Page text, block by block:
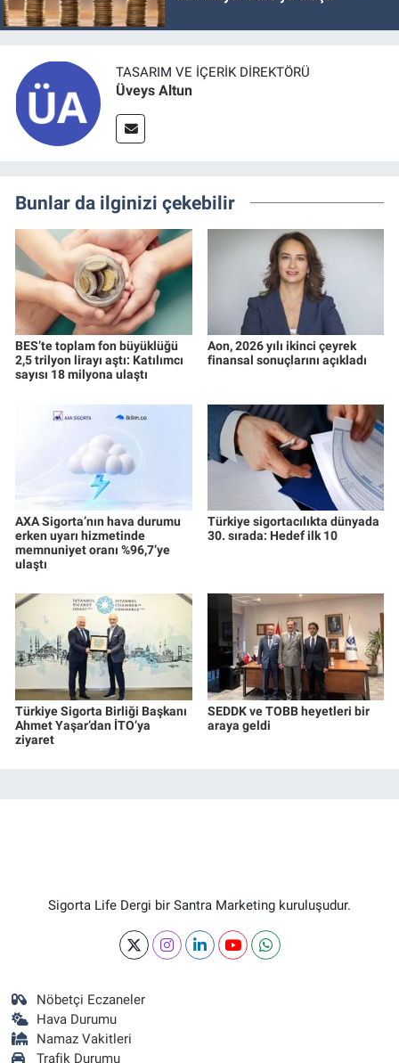
TASARIM VE İÇERIK DIREKTÖRÜ
Üveys Altun
Bunlar da ilginizi çekebilir
BES’te toplam fon büyüklüğü
2,5 trilyon lirayı aştı: Katılımcı
sayısı 18 milyona ulaştı
Aon, 2026 yılı ikinci çeyrek
finansal sonuçlarını açıkladı
AXA Sigorta’nın hava durumu
erken uyarı hizmetinde
memnuniyet oranı %96,7’ye
ulaştı
Türkiye sigortacılıkta dünyada
30. sırada: Hedef ilk 10
Türkiye Sigorta Birliği Başkanı
Ahmet Yaşar’dan İTO’ya
ziyaret
SEDDK ve TOBB heyetleri bir
araya geldi
Sigorta Life Dergi bir Santra Marketing kuruluşudur.
Nöbetçi Eczaneler
Hava Durumu
Namaz Vakitleri
Trafik Durumu